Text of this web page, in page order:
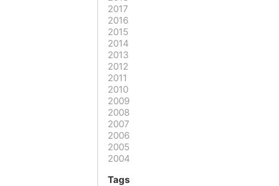
2017
2016
2015
2014
2013
2012
2011
2010
2009
2008
2007
2006
2005
2004
Tags